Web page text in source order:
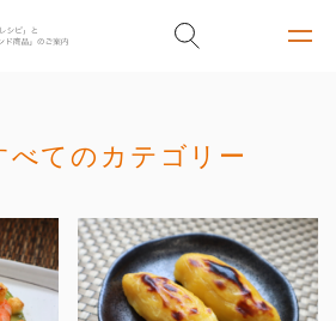
べてのカテゴリー